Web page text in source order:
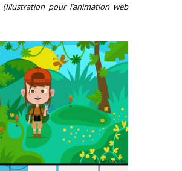
(Illustration pour l’animation web